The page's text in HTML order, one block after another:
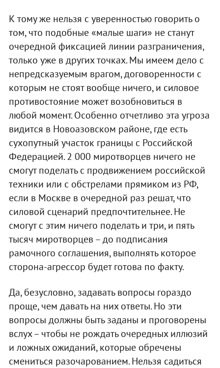
К тому же нельзя с уверенностью говорить о
том, что подобные «малые шаги» не станут
очередной фиксацией линии разграничения,
только уже в других точках. Мы имеем дело с
непредсказуемым врагом, договоренности с
которым не стоят вообще ничего, и силовое
противостояние может возобновиться в
любой момент. Особенно отчетливо эта угроза
видится в Новоазовском районе, где есть
сухопутный участок границы с Российской
Федерацией. 2 000 миротворцев ничего не
смогут поделать с продвижением российской
техники или с обстрелами прямиком из РФ,
если в Москве в очередной раз решат, что
силовой сценарий предпочтительнее. Не
смогут с этим ничего поделать и три, и пять
тысяч миротворцев – до подписания
рамочного соглашения, выполнять которое
сторона-агрессор будет готова по факту.
Да, безусловно, задавать вопросы гораздо
проще, чем давать на них ответы. Но эти
вопросы должны быть заданы и проговорены
вслух – чтобы не рождать очередных иллюзий
и ложных ожиданий, которые обречены
смениться разочарованием. Нельзя садиться